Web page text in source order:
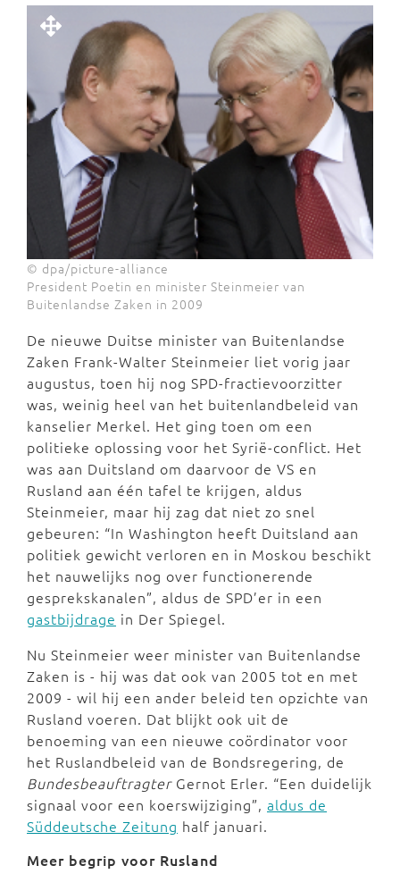
© dpa/picture-alliance
President Poetin en minister Steinmeier van
Buitenlandse Zaken in 2009
De nieuwe Duitse minister van Buitenlandse
Zaken Frank-Walter Steinmeier liet vorig jaar
augustus, toen hij nog SPD-fractievoorzitter
was, weinig heel van het buitenlandbeleid van
kanselier Merkel. Het ging toen om een
politieke oplossing voor het Syrië-conflict. Het
was aan Duitsland om daarvoor de VS en
Rusland aan één tafel te krijgen, aldus
Steinmeier, maar hij zag dat niet zo snel
gebeuren: “In Washington heeft Duitsland aan
politiek gewicht verloren en in Moskou beschikt
het nauwelijks nog over functionerende
gesprekskanalen”, aldus de SPD’er in een
gastbijdrage in Der Spiegel.
Nu Steinmeier weer minister van Buitenlandse
Zaken is - hij was dat ook van 2005 tot en met
2009 - wil hij een ander beleid ten opzichte van
Rusland voeren. Dat blijkt ook uit de
benoeming van een nieuwe coördinator voor
het Ruslandbeleid van de Bondsregering, de
BundesbeauftragterGernot Erler. “Een duidelijk
signaal voor een koerswijziging”, aldus de
Süddeutsche Zeitung half januari.
Meer begrip voor Rusland